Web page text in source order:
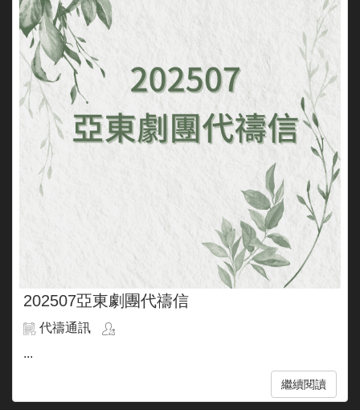
202507亞東劇團代禱信
代禱通訊
...
繼續閱讀